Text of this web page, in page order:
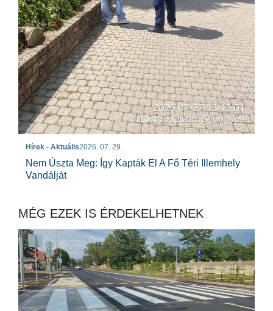
Hírek - Aktuális2026. 07. 29.
Nem Úszta Meg: Így Kapták El A Fő Téri Illemhely
Vandálját
MÉG EZEK IS ÉRDEKELHETNEK